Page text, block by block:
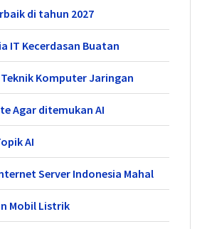
di tahun 2027
IT Kecerdasan Buatan
Komputer Jaringan
Agar ditemukan AI
AI
Server Indonesia Mahal
Mobil Listrik